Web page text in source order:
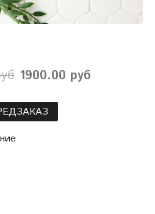
1900.00 руб